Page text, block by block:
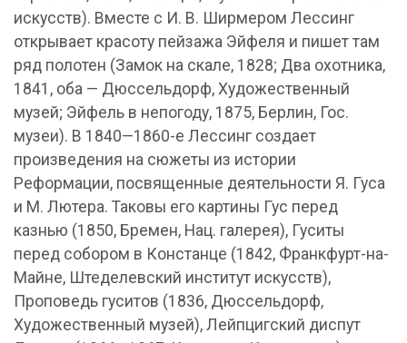
искусств). Вместе с И. В. Ширмером Лессинг
открывает красоту пейзажа Эйфеля и пишет там
ряд полотен (Замок на скале, 1828; Два охотника,
1841, оба — Дюссельдорф, Художественный
музей; Эйфель в непогоду, 1875, Берлин, Гос.
музеи). В 1840—1860-е Лессинг создает
произведения на сюжеты из истории
Реформации, посвященные деятельности Я. Гуса
и М. Лютера. Таковы его картины Гус перед
казнью (1850, Бремен, Нац. галерея), Гуситы
перед собором в Констанце (1842, Франкфурт-на-
Майне, Штеделевский институт искусств),
Проповедь гуситов (1836, Дюссельдорф,
Художественный музей), Лейпцигский диспут